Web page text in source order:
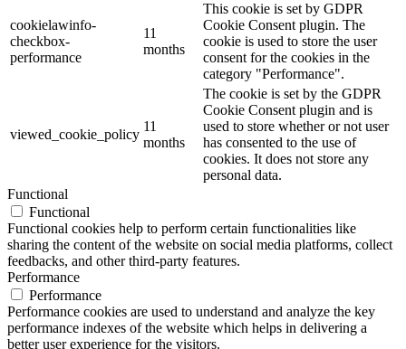
cookielawinfo-
checkbox-
performance
11
months
This cookie is set by GDPR
Cookie Consent plugin. The
cookie is used to store the user
consent for the cookies in the
category "Performance".
viewed_cookie_policy
11
months
The cookie is set by the GDPR
Cookie Consent plugin and is
used to store whether or not user
has consented to the use of
cookies. It does not store any
personal data.
Functional
Functional
Functional cookies help to perform certain functionalities like
sharing the content of the website on social media platforms, collect
feedbacks, and other third-party features.
Performance
Performance
Performance cookies are used to understand and analyze the key
performance indexes of the website which helps in delivering a
better user experience for the visitors.